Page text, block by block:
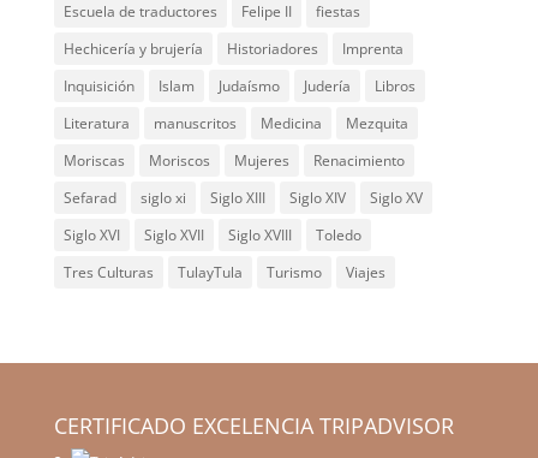
Escuela de traductores
Felipe II
fiestas
Hechicería y brujería
Historiadores
Imprenta
Inquisición
Islam Judaísmo Judería
Libros
Literatura
manuscritos Medicina
Mezquita
Moriscas
Moriscos Mujeres
Renacimiento
Sefarad
siglo xi Siglo XIII Siglo XIV
Siglo XV
Siglo XVI
Siglo XVII Siglo XVIII
Toledo
Tres Culturas
TulayTula Turismo Viajes
CERTIFICADO EXCELENCIA TRIPADVISOR